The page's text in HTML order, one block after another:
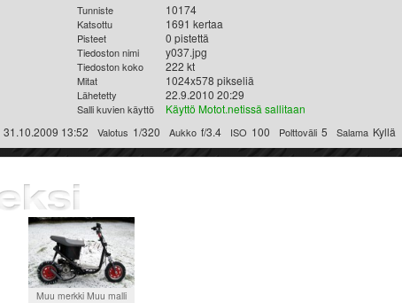
Tunniste 10174
Katsottu 1691 kertaa
Pisteet 0 pistettä
Tiedoston nimi y037.jpg
Tiedoston koko 222 kt
Mitat 1024x578 pikseliä
Lähetetty 22.9.2010 20:29
Salli kuvien käyttö Käyttö Motot.netissä sallitaan
31.10.2009 13:52 Valotus 1/320 Aukko f/3.4 ISO 100 Polttoväli 5 Salama Kyllä
Muu merkki Muu malli